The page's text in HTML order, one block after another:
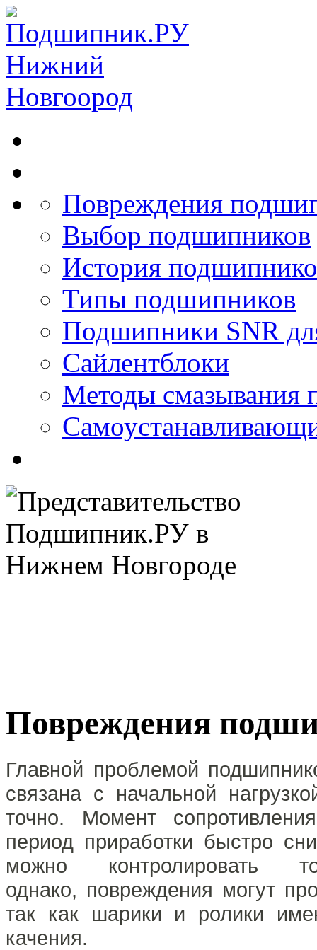
Повреждения
Выбор подшипников
История
Типы подшипников
Подшипники SNR
Сайлентблоки
Методы смазывания
Повреждения
Главной проблемой
связана с начальной
точно. Момент
период приработки быстро
можно контролировать
однако, повреждения могут
так как шарики и ролики
качения.